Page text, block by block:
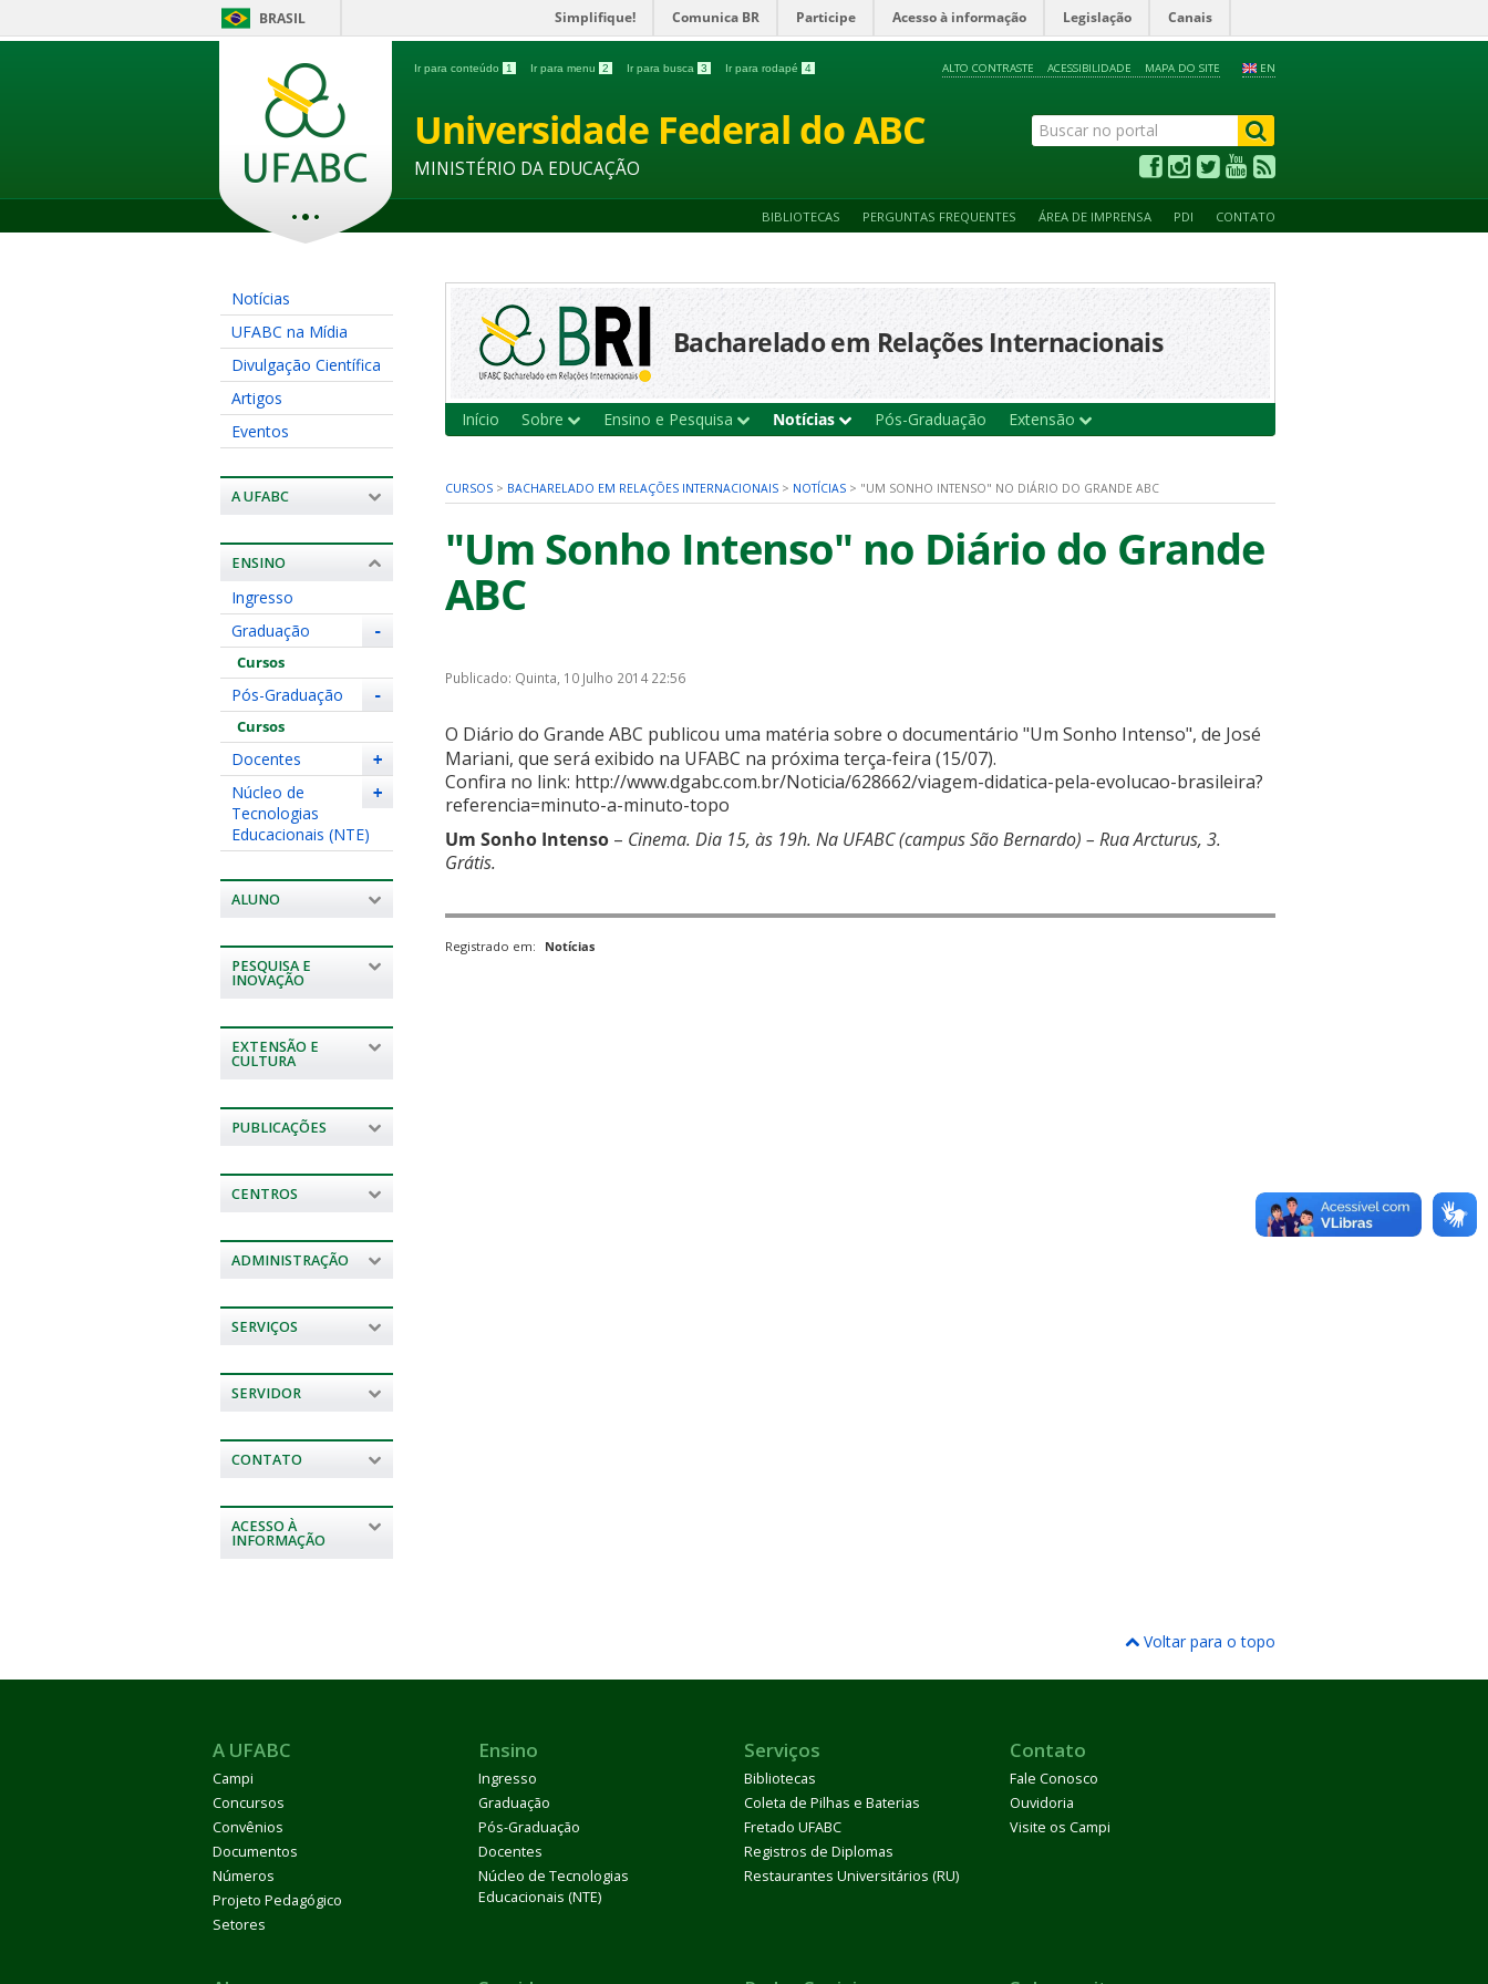
BRASIL Simplifique! Comunica BR Participe Acesso à informação Legislação Canais
Ir para conteúdo 1 Ir para menu 2 Ir para busca 3 Ir para rodapé 4 EN
ALTO CONTRASTE ACESSIBILIDADE MAPA DO SITE
Universidade Federal do ABC
MINISTÉRIO DA EDUCAÇÃO
BIBLIOTECAS PERGUNTAS FREQUENTES ÁREA DE IMPRENSA PDI CONTATO
Notícias
UFABC na Mídia
Divulgação Científica
Artigos
Eventos
A UFABC
ENSINO
Ingresso
-
Graduação
Cursos
-
Pós-Graduação
Cursos
+
Docentes
+
Núcleo de
Tecnologias
Educacionais (NTE)
ALUNO
PESQUISA E
INOVAÇÃO
EXTENSÃO E
CULTURA
PUBLICAÇÕES
CENTROS
ADMINISTRAÇÃO
SERVIÇOS
SERVIDOR
CONTATO
ACESSO À
INFORMAÇÃO
Bacharelado em Relações Internacionais
Início Sobre Ensino e Pesquisa Notícias Pós-Graduação Extensão
CURSOS > BACHARELADO EM RELAÇÕES INTERNACIONAIS > NOTÍCIAS > "UM SONHO INTENSO" NO DIÁRIO DO GRANDE ABC
"Um Sonho Intenso" no Diário do Grande
ABC
Publicado: Quinta, 10 Julho 2014 22:56
O Diário do Grande ABC publicou uma matéria sobre o documentário "Um Sonho Intenso", de José
Mariani, que será exibido na UFABC na próxima terça-feira (15/07).
Confira no link: http://www.dgabc.com.br/Noticia/628662/viagem-didatica-pela-evolucao-brasileira?
referencia=minuto-a-minuto-topo
Um Sonho Intenso – Cinema. Dia 15, às 19h. Na UFABC (campus São Bernardo) – Rua Arcturus, 3.
Grátis.
Registrado em: Notícias
Voltar para o topo
A UFABC
Campi
Concursos
Convênios
Documentos
Números
Projeto Pedagógico
Setores
Ensino
Ingresso
Graduação
Pós-Graduação
Docentes
Núcleo de Tecnologias
Educacionais (NTE)
Serviços
Bibliotecas
Coleta de Pilhas e Baterias
Fretado UFABC
Registros de Diplomas
Restaurantes Universitários (RU)
Contato
Fale Conosco
Ouvidoria
Visite os Campi